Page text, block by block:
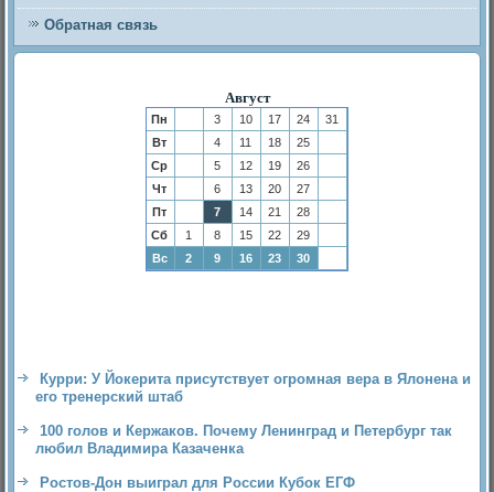
Обратная связь
Август
Пн 3 10 17 24
31
Вт
4 11 18
25
Ср
5 12 19
26
Чт
6 13 20
27
Пт
7 14 21
28
Сб
1 8 15 22
29
Вс
2 9 16 23 30
Курри: У Йокерита присутствует огромная вера в Ялонена и
его тренерский штаб
100 голов и Кержаков. Почему Ленинград и Петербург так
любил Владимира Казаченка
Ростов-Дон выиграл для России Кубок ЕГФ